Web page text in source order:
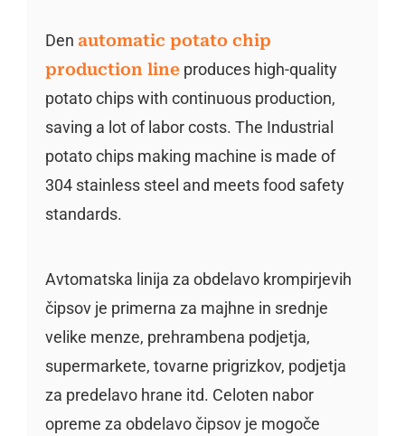
Den automatic potato chip
production lineproduces high-quality
potato chips with continuous production,
saving a lot of labor costs. The Industrial
potato chips making machine is made of
304 stainless steel and meets food safety
standards.
Avtomatska linija za obdelavo krompirjevih
čipsov je primerna za majhne in srednje
velike menze, prehrambena podjetja,
supermarkete, tovarne prigrizkov, podjetja
za predelavo hrane itd. Celoten nabor
opreme za obdelavo čipsov je mogoče